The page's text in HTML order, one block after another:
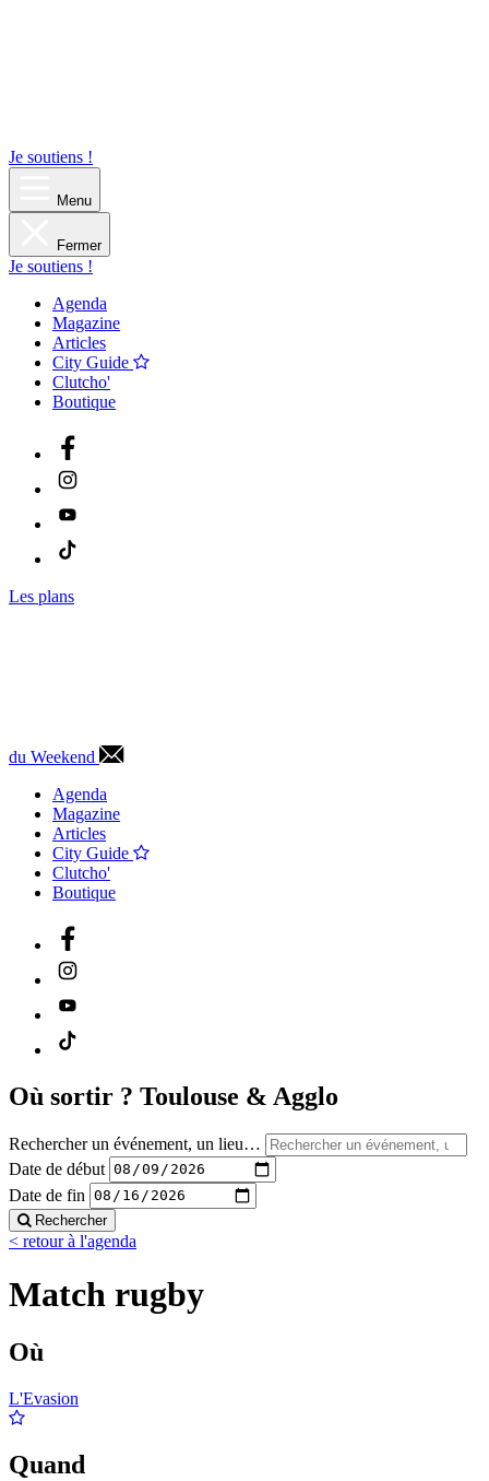
Je soutiens !
Menu
Fermer
Je soutiens !
Agenda
Magazine
Articles
City Guide
Clutcho'
Boutique
Les plans
du Weekend
Agenda
Magazine
Articles
City Guide
Clutcho'
Boutique
Où sortir ? Toulouse & Agglo
Rechercher un événement, un lieu…
Date de début
Date de fin
Rechercher
< retour à l'agenda
Match rugby
Où
L'Evasion
Quand